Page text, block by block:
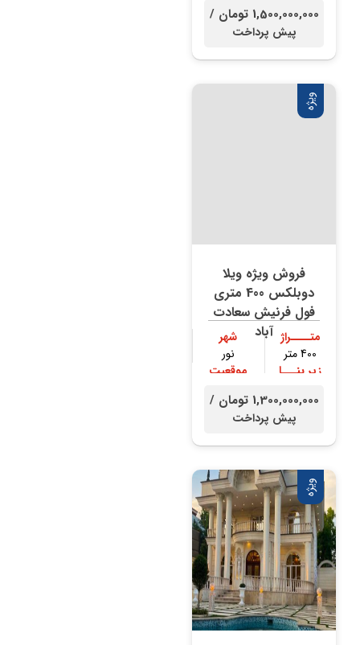
1,500,000,000 تومان /
پیش پرداخت
ویژه
فروش ویژه ویلا
دوبلکس 400 متری
فول فرنیش سعادت
آباد متــــراژ
400 متر
شهر
نور
زیر بنـــا
موقعیت
1,300,000,000 تومان /
پیش پرداخت
ویژه